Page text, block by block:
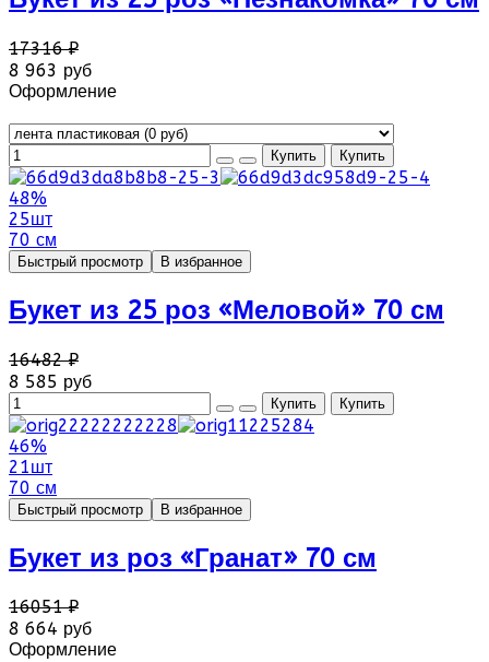
17316 ₽
8 963 руб
Оформление
48%
25шт
70 см
Быстрый просмотр В избранное
Букет из 25 роз «Меловой» 70 см
16482 ₽
8 585 руб
46%
21шт
70 см
Быстрый просмотр В избранное
Букет из роз «Гранат» 70 см
16051 ₽
8 664 руб
Оформление